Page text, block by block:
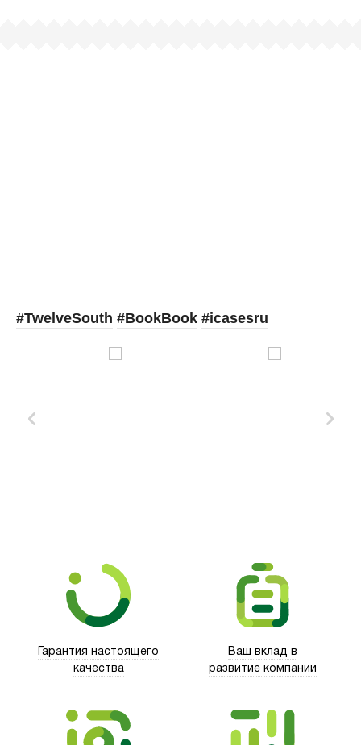
#TwelveSouth #BookBook #icasesru
Гарантия настоящего
качества
Ваш вклад в
развитие компании